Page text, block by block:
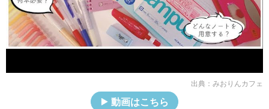
出典： みおりんカフェ
動画はこちら